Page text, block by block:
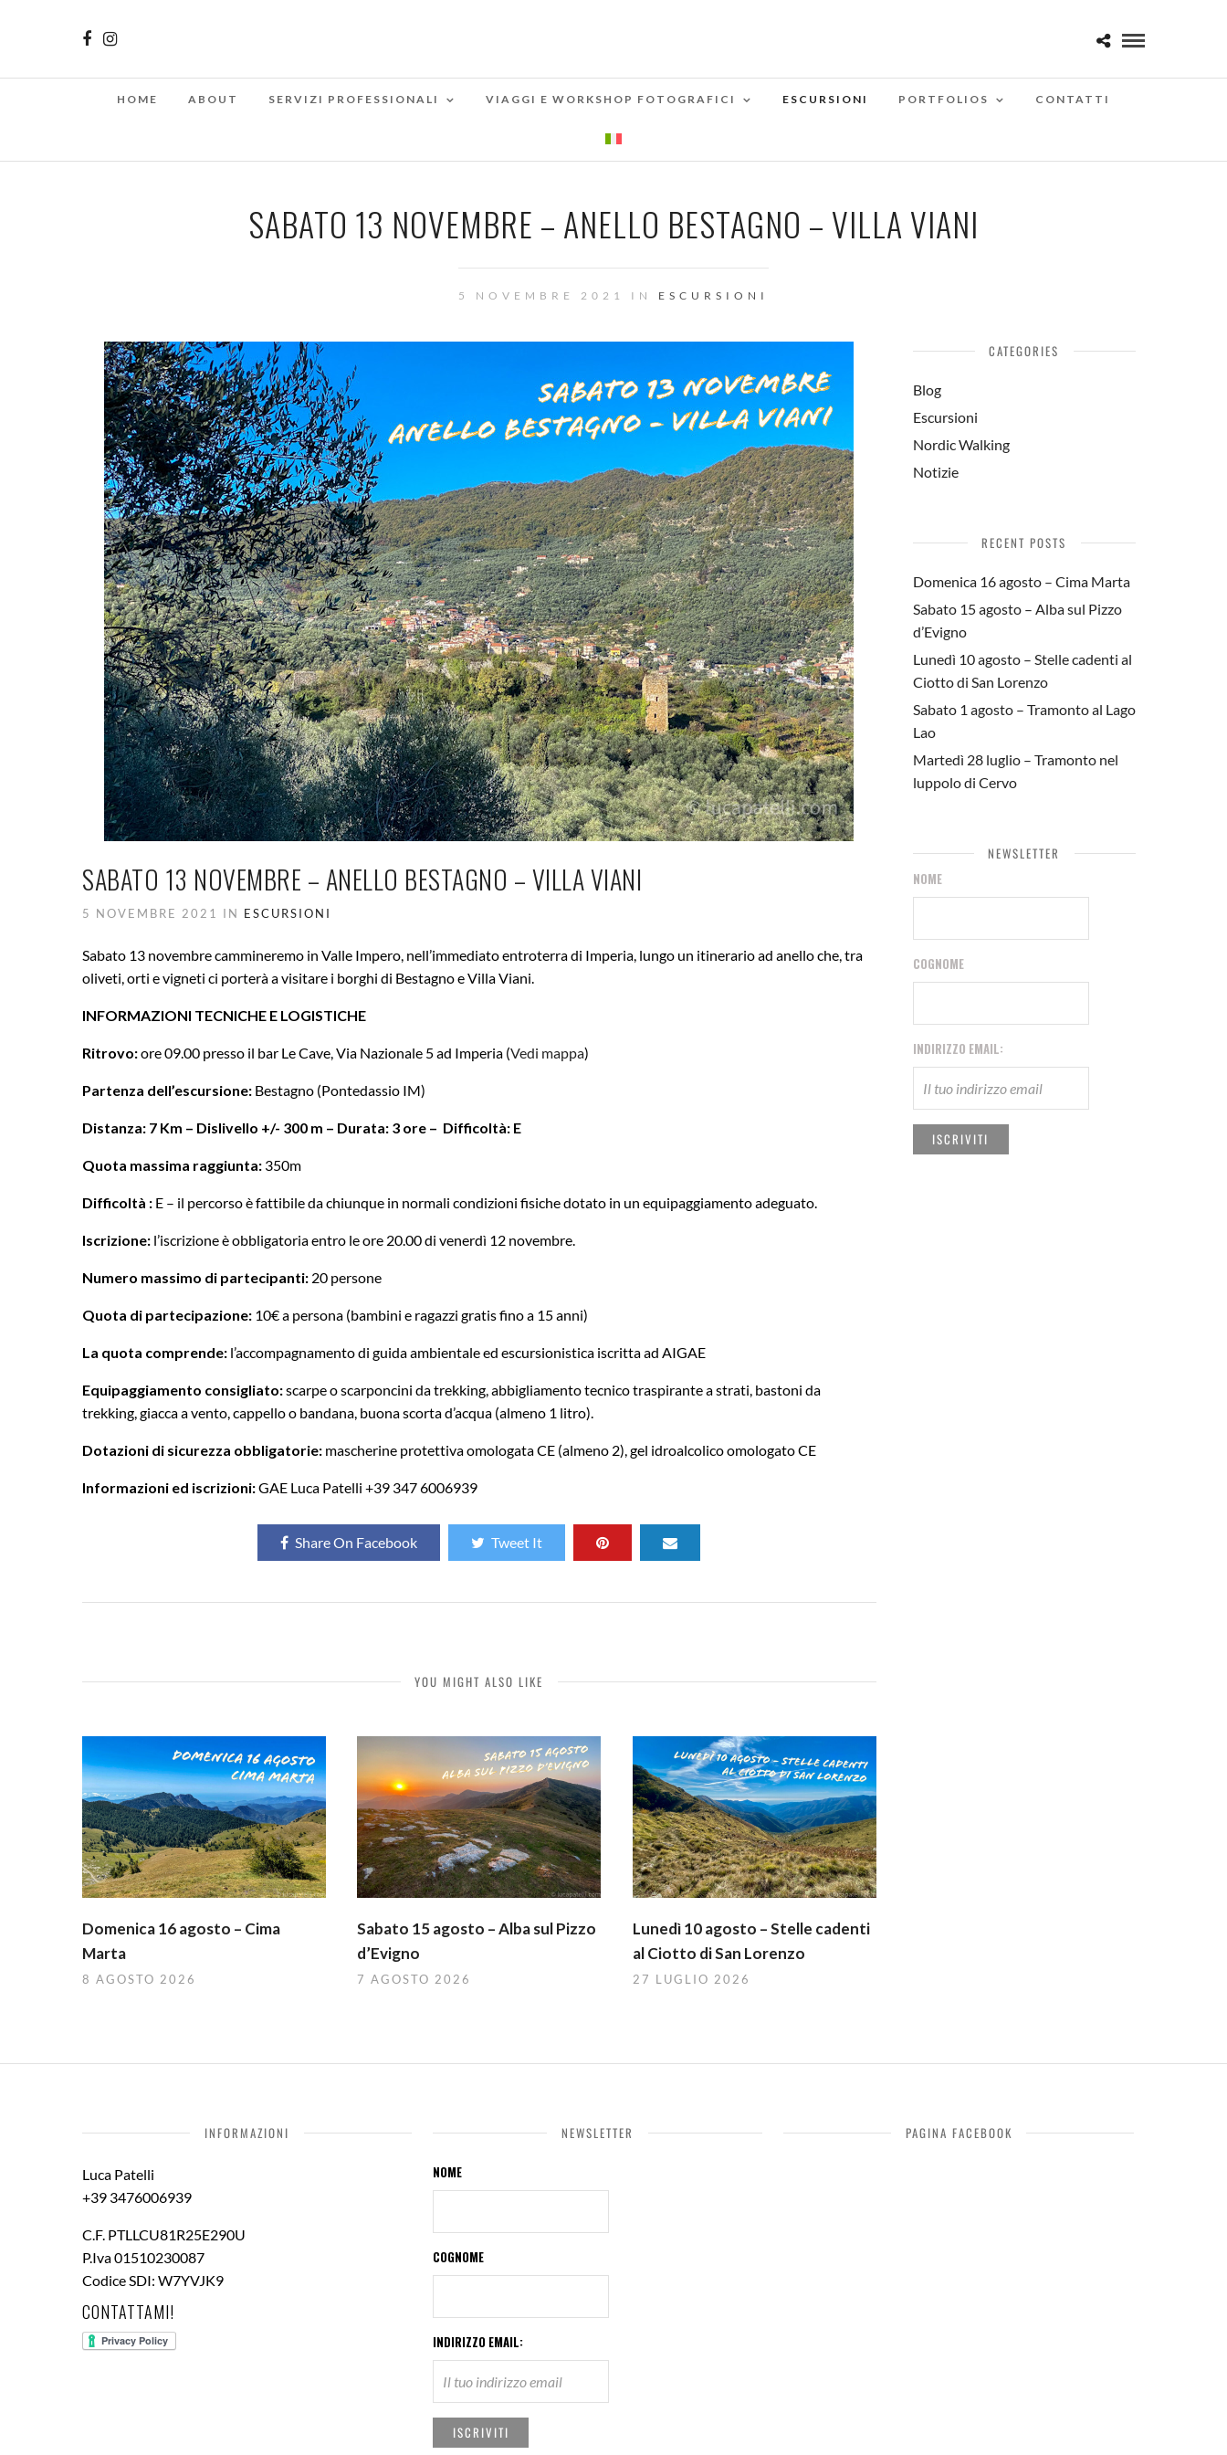
HOME ABOUT SERVIZI PROFESSIONALI VIAGGI E WORKSHOP FOTOGRAFICI ESCURSIONI PORTFOLIOS CONTATTI
SABATO 13 NOVEMBRE – ANELLO BESTAGNO – VILLA VIANI
5 NOVEMBRE 2021 IN ESCURSIONI
SABATO 13 NOVEMBRE – ANELLO BESTAGNO – VILLA VIANI
5 NOVEMBRE 2021 IN ESCURSIONI
Sabato 13 novembre cammineremo in Valle Impero, nell’immediato entroterra di Imperia, lungo un itinerario ad anello che, tra
oliveti, orti e vigneti ci porterà a visitare i borghi di Bestagno e Villa Viani.
INFORMAZIONI TECNICHE E LOGISTICHE
Ritrovo:ore 09.00 presso il bar Le Cave, Via Nazionale 5 ad Imperia (Vedi mappa)
Partenza dell’escursione: Bestagno (Pontedassio IM)
Distanza: 7 Km – Dislivello +/- 300 m – Durata: 3 ore – Difficoltà: E
Quota massima raggiunta: 350m
Difficoltà : E – il percorso è fattibile da chiunque in normali condizioni fisiche dotato in un equipaggiamento adeguato.
Iscrizione: l’iscrizione è obbligatoria entro le ore 20.00 di venerdì 12 novembre.
Numero massimo di partecipanti: 20 persone
Quota di partecipazione: 10€ a persona (bambini e ragazzi gratis fino a 15 anni)
La quota comprende: l’accompagnamento di guida ambientale ed escursionistica iscritta ad AIGAE
Equipaggiamento consigliato:scarpe o scarponcini da trekking, abbigliamento tecnico traspirante a strati, bastoni da
trekking, giacca a vento, cappello o bandana, buona scorta d’acqua (almeno 1 litro).
Dotazioni di sicurezza obbligatorie: mascherine protettiva omologata CE (almeno 2), gel idroalcolico omologato CE
Informazioni ed iscrizioni:GAE Luca Patelli +39 347 6006939
Share On Facebook Tweet It
YOU MIGHT ALSO LIKE
Domenica 16 agosto – Cima
Marta
8 AGOSTO 2026
Sabato 15 agosto – Alba sul Pizzo
d’Evigno
7 AGOSTO 2026
Lunedì 10 agosto – Stelle cadenti
al Ciotto di San Lorenzo
27 LUGLIO 2026
CATEGORIES
Blog
Escursioni
Nordic Walking
Notizie
RECENT POSTS
Domenica 16 agosto – Cima Marta
Sabato 15 agosto – Alba sul Pizzo
d’Evigno
Lunedì 10 agosto – Stelle cadenti al
Ciotto di San Lorenzo
Sabato 1 agosto – Tramonto al Lago
Lao
Martedì 28 luglio – Tramonto nel
luppolo di Cervo
NEWSLETTER
NOME
COGNOME
INDIRIZZO EMAIL:
INFORMAZIONI
Luca Patelli
+39 3476006939
C.F. PTLLCU81R25E290U
P.Iva 01510230087
Codice SDI: W7YVJK9
CONTATTAMI!
NEWSLETTER
NOME
COGNOME
INDIRIZZO EMAIL:
PAGINA FACEBOOK